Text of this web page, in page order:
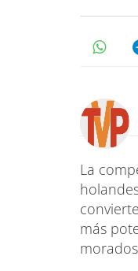
La
más